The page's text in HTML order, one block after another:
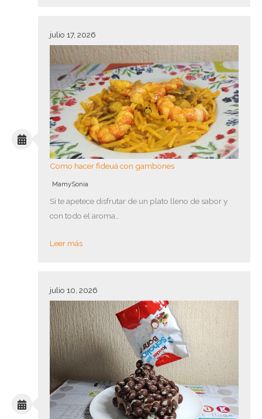
julio 17, 2026
Como hacer fideuá con gambones
MamySonia
Si te apetece disfrutar de un plato lleno de sabor y
con todo el aroma…
Leer más
julio 10, 2026